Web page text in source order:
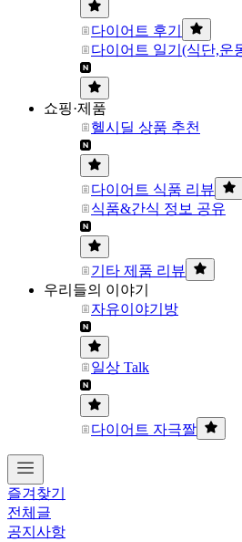
다이어트 후기
다이어트 일기(식단,운
쇼핑·제품
헬시딜 상품 추천
다이어트 식품 리뷰
식품&간식 정보 공유
기타 제품 리뷰
우리들의 이야기
자유이야기방
일상 Talk
다이어트 자극짤
즐겨찾기
전체글
공지사항